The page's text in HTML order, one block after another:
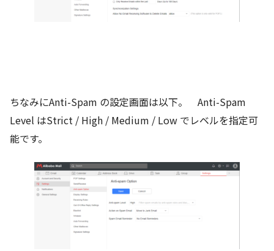
ちなみにAnti-Spam の設定画面は以下。 Anti-Spam
Level はStrict / High / Medium / Low でレベルを指定可
能です。